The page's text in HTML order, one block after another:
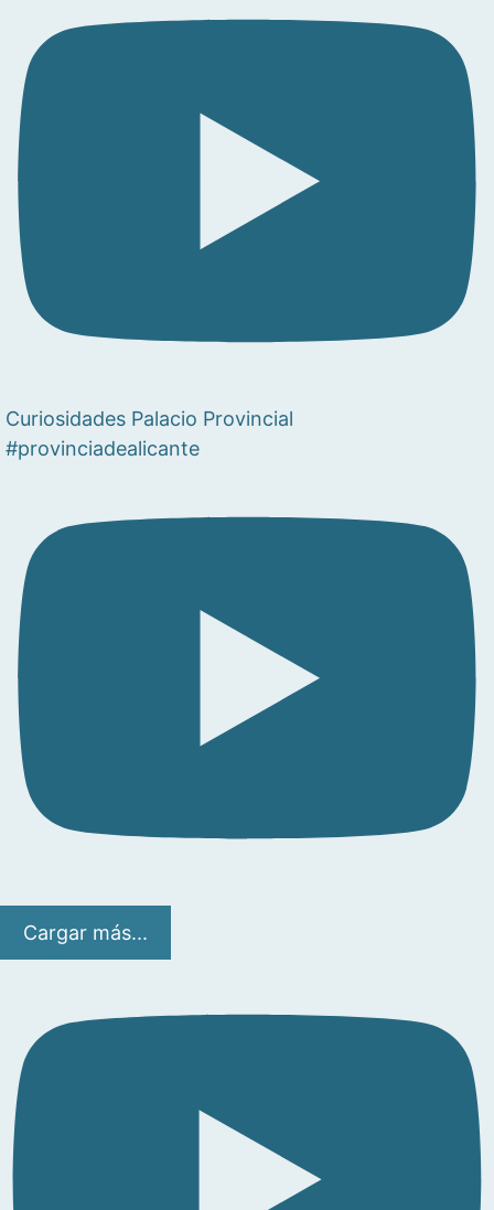
Curiosidades Palacio Provincial
#provinciadealicante
Cargar más...